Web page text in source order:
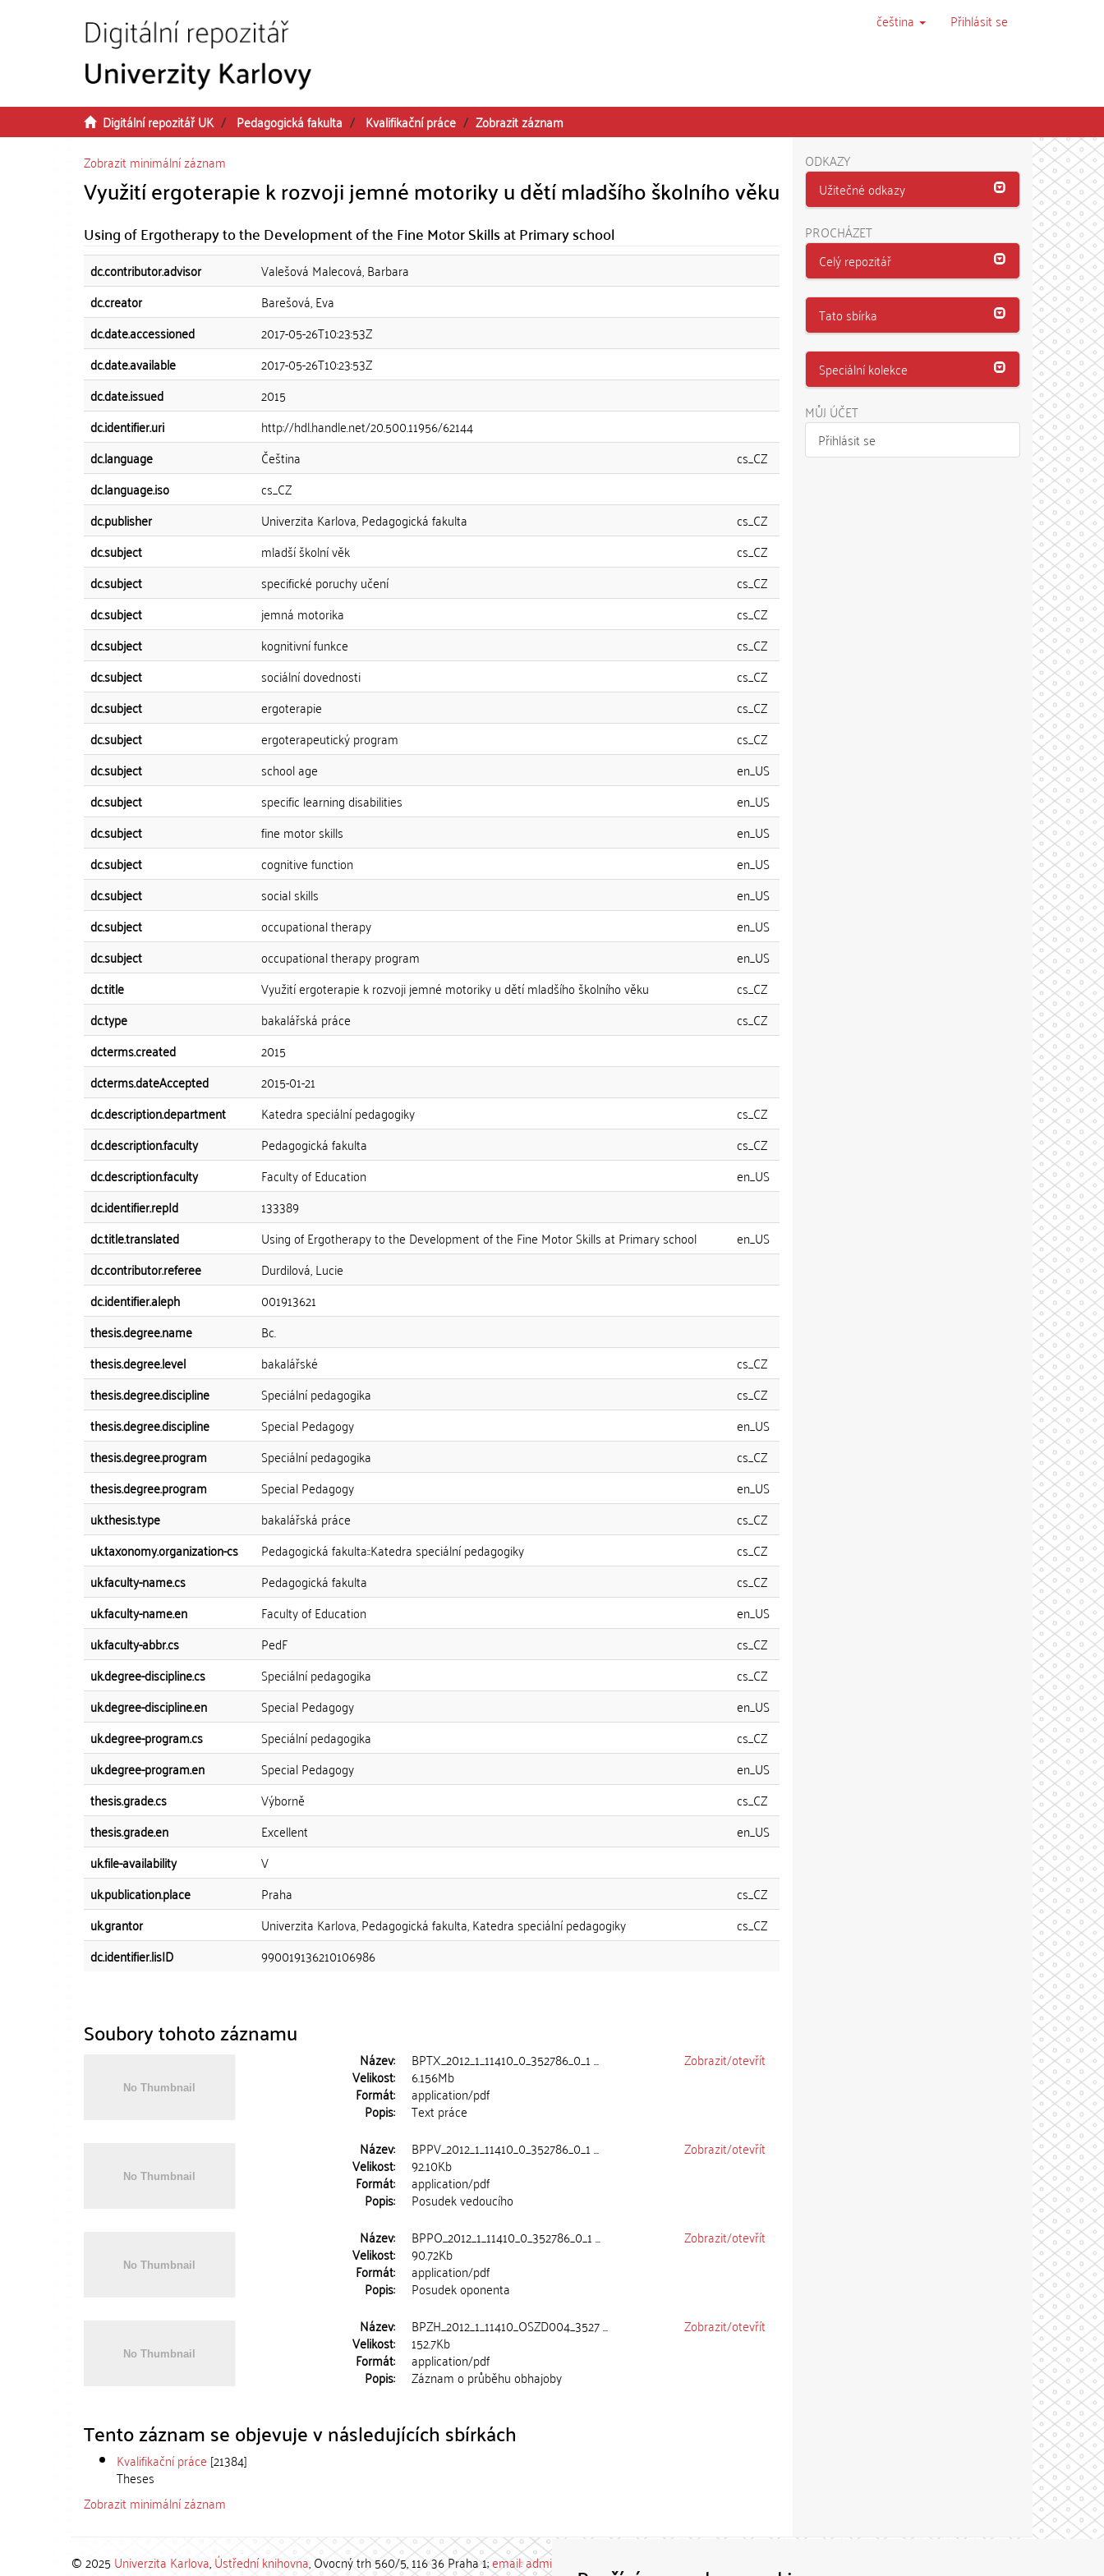
čeština Přihlásit se
Digitální repozitář UK Pedagogická fakulta Kvalifikační práce
Zobrazit záznam
Zobrazit minimální záznam
Využití ergoterapie k rozvoji jemné motoriky u dětí mladšího školního věku
Using of Ergotherapy to the Development of the Fine Motor Skills at Primary school
dc.contributor.advisor
Valešová Malecová, Barbara
dc.creator
Barešová, Eva
dc.date.accessioned
2017-05-26T10:23:53Z
dc.date.available
2017-05-26T10:23:53Z
dc.date.issued
2015
dc.identifier.uri
http://hdl.handle.net/20.500.11956/62144
dc.language
Čeština
cs_CZ
dc.language.iso
cs_CZ
dc.publisher
Univerzita Karlova, Pedagogická fakulta
cs_CZ
dc.subject
mladší školní věk
cs_CZ
dc.subject
specifické poruchy učení
cs_CZ
dc.subject
jemná motorika
cs_CZ
dc.subject
kognitivní funkce
cs_CZ
dc.subject
sociální dovednosti
cs_CZ
dc.subject
ergoterapie
cs_CZ
dc.subject
ergoterapeutický program
cs_CZ
dc.subject
school age
en_US
dc.subject
specific learning disabilities
en_US
dc.subject
fine motor skills
en_US
dc.subject
cognitive function
en_US
dc.subject
social skills
en_US
dc.subject
occupational therapy
en_US
dc.subject
occupational therapy program
en_US
dc.title
Využití ergoterapie k rozvoji jemné motoriky u dětí mladšího školního věku
cs_CZ
dc.type
bakalářská práce
cs_CZ
dcterms.created
2015
dcterms.dateAccepted
2015-01-21
dc.description.department
Katedra speciální pedagogiky
cs_CZ
dc.description.faculty
Pedagogická fakulta
cs_CZ
dc.description.faculty
Faculty of Education
en_US
dc.identifier.repId
133389
dc.title.translated
Using of Ergotherapy to the Development of the Fine Motor Skills at Primary school
en_US
dc.contributor.referee
Durdilová, Lucie
dc.identifier.aleph
001913621
thesis.degree.name
Bc.
thesis.degree.level
bakalářské
cs_CZ
thesis.degree.discipline
Speciální pedagogika
cs_CZ
thesis.degree.discipline
Special Pedagogy
en_US
thesis.degree.program
Speciální pedagogika
cs_CZ
thesis.degree.program
Special Pedagogy
en_US
uk.thesis.type
bakalářská práce
cs_CZ
uk.taxonomy.organization-cs
Pedagogická fakulta::Katedra speciální pedagogiky
cs_CZ
uk.faculty-name.cs
Pedagogická fakulta
cs_CZ
uk.faculty-name.en
Faculty of Education
en_US
uk.faculty-abbr.cs
PedF
cs_CZ
uk.degree-discipline.cs
Speciální pedagogika
cs_CZ
uk.degree-discipline.en
Special Pedagogy
en_US
uk.degree-program.cs
Speciální pedagogika
cs_CZ
uk.degree-program.en
Special Pedagogy
en_US
thesis.grade.cs
Výborně
cs_CZ
thesis.grade.en
Excellent
en_US
uk.file-availability
V
uk.publication.place
Praha
cs_CZ
uk.grantor
Univerzita Karlova, Pedagogická fakulta, Katedra speciální pedagogiky
cs_CZ
dc.identifier.lisID
990019136210106986
Soubory tohoto záznamu
Název: BPTX_2012_1_11410_0_352786_0_1 ...
Velikost: 6.156Mb
Formát: application/pdf
Popis: Text práce
Zobrazit/otevřít
Název: BPPV_2012_1_11410_0_352786_0_1 ...
Velikost: 92.10Kb
Formát: application/pdf
Popis: Posudek vedoucího
Zobrazit/otevřít
Název: BPPO_2012_1_11410_0_352786_0_1 ...
Velikost: 90.72Kb
Formát: application/pdf
Popis: Posudek oponenta
Zobrazit/otevřít
Název: BPZH_2012_1_11410_OSZD004_3527 ...
Velikost: 152.7Kb
Formát: application/pdf
Popis: Záznam o průběhu obhajoby
Zobrazit/otevřít
Tento záznam se objevuje v následujících sbírkách
Kvalifikační práce [21384]
Theses
Zobrazit minimální záznam
ODKAZY
Užitečné odkazy
PROCHÁZET
Celý repozitář
Tato sbírka
Speciální kolekce
MŮJ ÚČET
Přihlásit se
© 2025 Univerzita Karlova,Ústřední knihovna, Ovocný trh 560/5, 116 36 Praha 1;email: admin-repozitar [at] cuni.cz